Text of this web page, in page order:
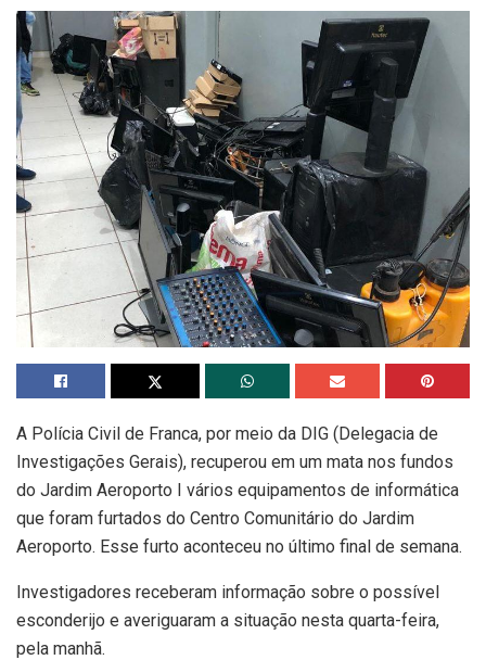
A Polícia Civil de Franca, por meio da DIG (Delegacia de
Investigações Gerais), recuperou em um mata nos fundos
do Jardim Aeroporto I vários equipamentos de informática
que foram furtados do Centro Comunitário do Jardim
Aeroporto. Esse furto aconteceu no último final de semana.
Investigadores receberam informação sobre o possível
esconderijo e averiguaram a situação nesta quarta-feira,
pela manhã.